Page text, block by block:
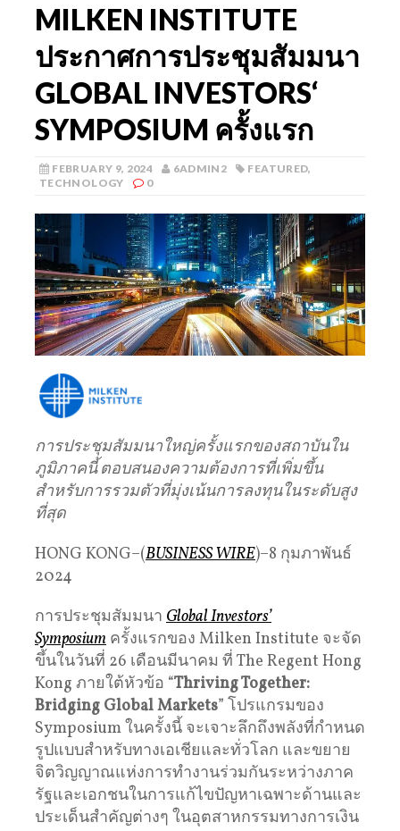
MILKEN INSTITUTE
ประกาศการประชุมสัมมนา
GLOBAL INVESTORS‘
SYMPOSIUM ครั้งแรก
FEBRUARY 9, 2024 6ADMIN2 FEATURED,
TECHNOLOGY
0
การประชุมสัมมนาใหญ่ครั้งแรกของสถาบันใน
ภูมิภาคนี้ ตอบสนองความต้องการที่เพิ่มขึ้น
สำหรับการรวมตัวที่มุ่งเน้นการลงทุนในระดับสูง
ที่สุด
HONG KONG–(BUSINESS WIRE)–8 กุมภาพันธ์
2024
การประชุมสัมมนา Global Investors’
Symposium ครั้งแรกของ Milken Institute จะจัด
ขึ้นในวันที่ 26 เดือนมีนาคม ที่ The Regent Hong
Kong ภายใต้หัวข้อ “Thriving Together:
Bridging Global Markets” โปรแกรมของ
Symposium ในครั้งนี้ จะเจาะลึกถึงพลังที่กำหนด
รูปแบบสำหรับทางเอเชียและทั่วโลก และขยาย
จิตวิญญาณแห่งการทำงานร่วมกันระหว่างภาค
รัฐและเอกชนในการแก้ไขปัญหาเฉพาะด้านและ
ประเด็นสำคัญต่างๆ ในอุตสาหกรรมทางการเงิน